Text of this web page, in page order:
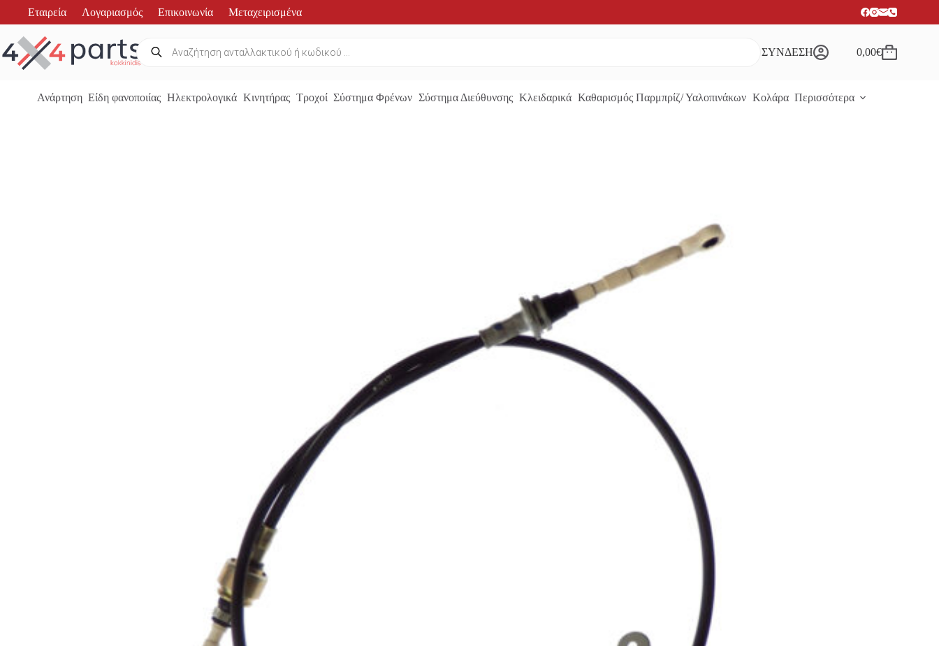
Εταιρεία Λογαριασμός Επικοινωνία Μεταχειρισμένα
Products
search
ΣΥΝΔΕΣΗ
Καλάθι
0,00€
Ανάρτηση Είδη φανοποιίας Ηλεκτρολογικά Κινητήρας Τροχοί Σύστημα Φρένων Σύστημα Διεύθυνσης Κλειδαρικά Καθαρισμός Παρμπρίζ/ Υαλοπινάκων Κολάρα Περισσότερα